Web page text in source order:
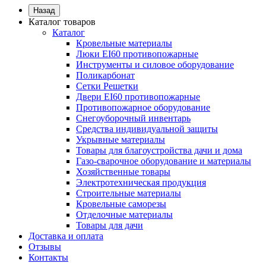
Назад
Каталог товаров
Каталог
Кровельные материалы
Люки EI60 противопожарные
Инструменты и силовое оборудование
Поликарбонат
Сетки Решетки
Двери EI60 противопожарные
Противопожарное оборудование
Снегоуборочный инвентарь
Средства индивидуальной защиты
Укрывные материалы
Товары для благоустройства дачи и дома
Газо-сварочное оборудование и материалы
Хозяйственные товары
Электротехническая продукция
Строительные материалы
Кровельные саморезы
Отделочные материалы
Товары для дачи
Доставка и оплата
Отзывы
Контакты